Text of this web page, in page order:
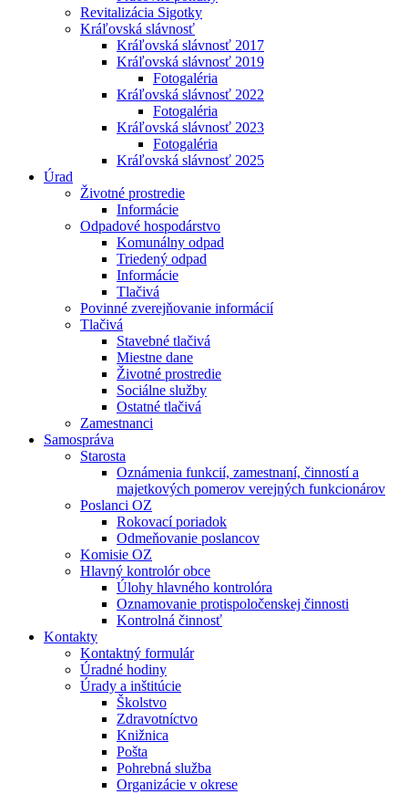
Revitalizácia Sigotky
Kráľovská slávnosť
Kráľovská slávnosť 2017
Kráľovská slávnosť 2019
Fotogaléria
Kráľovská slávnosť 2022
Fotogaléria
Kráľovská slávnosť 2023
Fotogaléria
Kráľovská slávnosť 2025
Úrad
Životné prostredie
Informácie
Odpadové hospodárstvo
Komunálny odpad
Triedený odpad
Informácie
Tlačivá
Povinné zverejňovanie informácií
Tlačivá
Stavebné tlačivá
Miestne dane
Životné prostredie
Sociálne služby
Ostatné tlačivá
Zamestnanci
Samospráva
Starosta
Oznámenia funkcií, zamestnaní, činností a
majetkových pomerov verejných funkcionárov
Poslanci OZ
Rokovací poriadok
Odmeňovanie poslancov
Komisie OZ
Hlavný kontrolór obce
Úlohy hlavného kontrolóra
Oznamovanie protispoločenskej činnosti
Kontrolná činnosť
Kontakty
Kontaktný formulár
Úradné hodiny
Úrady a inštitúcie
Školstvo
Zdravotníctvo
Knižnica
Pošta
Pohrebná služba
Organizácie v okrese